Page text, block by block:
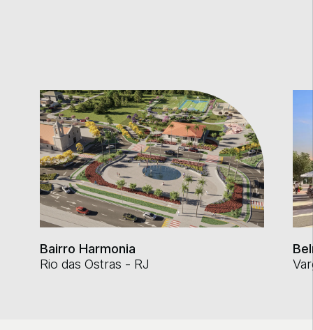
Bairro Harmonia
Rio das Ostras - RJ